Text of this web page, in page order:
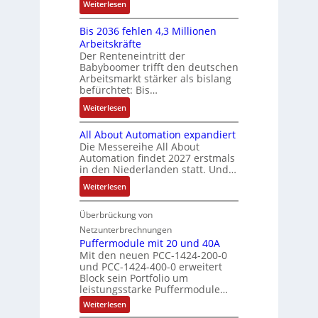
n
a
h
m
e
,
g
p
ä
g
t
d
u
r
d
a
s
A
u
y
s
e
m
e
f
ü
h
r
e
r
z
u
m
V
o
r
s
t
a
d
d
e
s
V
D
M
A
-
E
r
g
e
b
n
i
s
s
e
b
e
s
t
ä
t
i
g
e
n
J
a
e
b
s
-
u
n
d
M
a
e
t
n
i
t
e
r
b
Weiterlesen:
K
I
b
r
a
u
c
h
t
S
t
r
u
k
u
r
Bis 2036 fehlen 4,3 Millionen
Arbeitskräfte
Der Renteneintritt der
Babyboomer trifft den deutschen
Arbeitsmarkt stärker als bislang
befürchtet: Bis…
Weiterlesen:
B
i
s
2
0
3
6
f
e
h
l
e
n
4
,
All About Automation expandiert
Die Messereihe All About
Automation findet 2027 erstmals
in den Niederlanden statt. Und…
Weiterlesen:
A
l
l
A
b
o
u
t
A
Überbrückung von
Netzunterbrechnungen
Puffermodule mit 20 und 40A
Mit den neuen PCC-1424-200-0
und PCC-1424-400-0 erweitert
Block sein Portfolio um
leistungsstarke Puffermodule…
Weiterlesen:
P